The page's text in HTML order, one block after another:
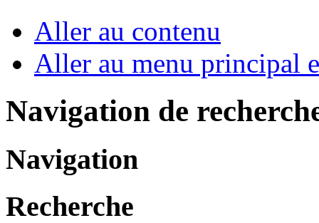
Aller au contenu
Aller au menu principal
Navigation de
Navigation
Recherche